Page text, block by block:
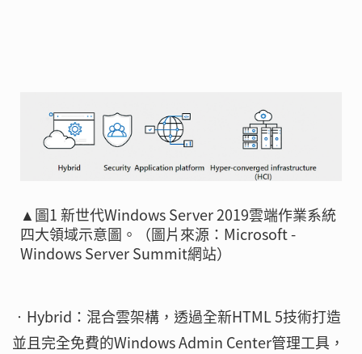
▲圖1 新世代Windows Server 2019雲端作業系統
四大領域示意圖。（圖片來源：Microsoft -
Windows Server Summit網站）
‧Hybrid：混合雲架構，透過全新HTML 5技術打造
並且完全免費的Windows Admin Center管理工具，